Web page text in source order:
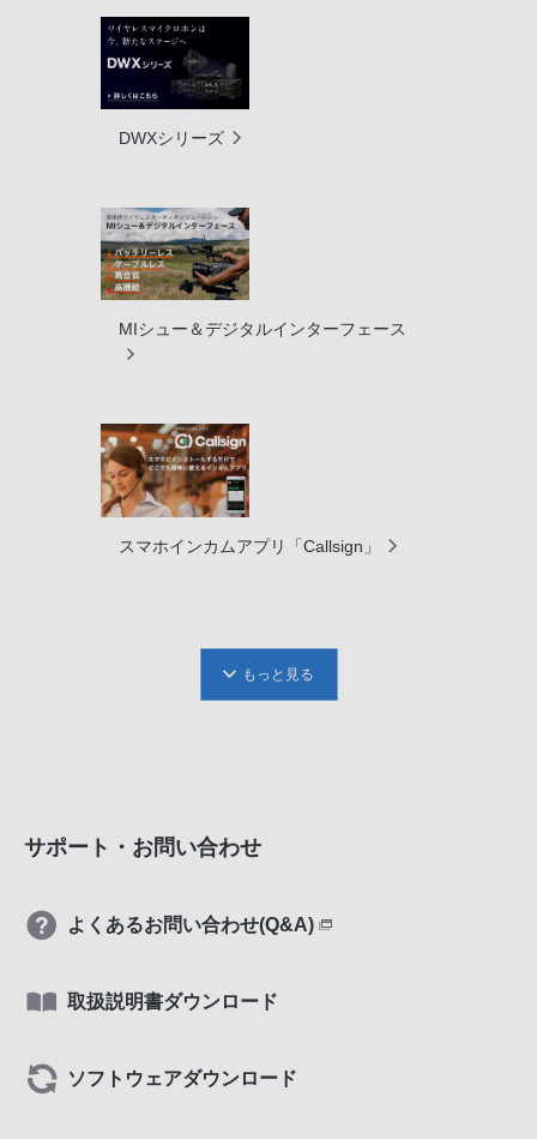
DWXシリーズ
MIシュー＆デジタルインターフェース
スマホインカムアプリ「Callsign」
もっと見る
サポート・お問い合わせ
よくあるお問い合わせ(Q&A)
取扱説明書ダウンロード
ソフトウェアダウンロード